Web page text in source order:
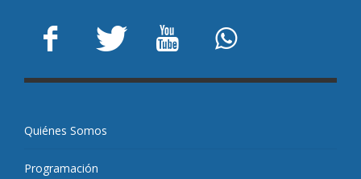
Quiénes Somos
Programación